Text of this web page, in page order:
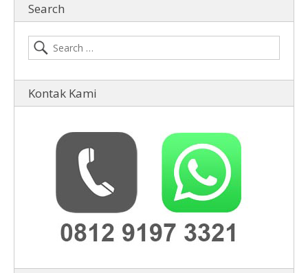
Search
Kontak Kami